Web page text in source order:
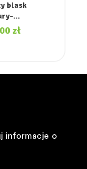
blask
do ciała.
zł
informacje o